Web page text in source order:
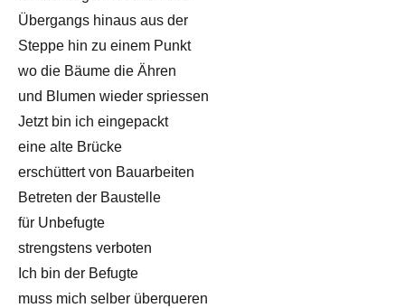
Übergangs hinaus aus der
Steppe hin zu einem Punkt
wo die Bäume die Ähren
und Blumen wieder spriessen
Jetzt bin ich eingepackt
eine alte Brücke
erschüttert von Bauarbeiten
Betreten der Baustelle
für Unbefugte
strengstens verboten
Ich bin der Befugte
muss mich selber überqueren